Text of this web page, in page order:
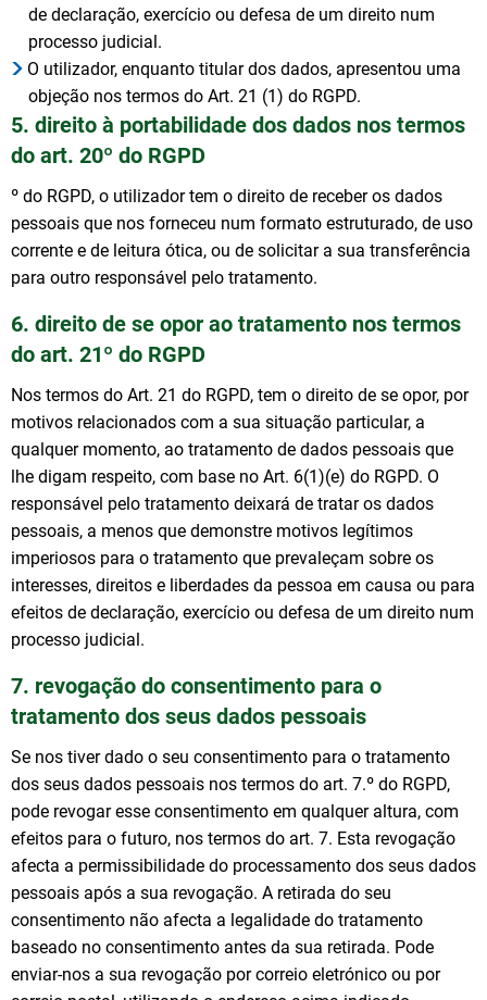
de declaração, exercício ou defesa de um direito num
processo judicial.
O utilizador, enquanto titular dos dados, apresentou uma
objeção nos termos do Art. 21 (1) do RGPD.
5. direito à portabilidade dos dados nos termos
do art. 20º do RGPD
º do RGPD, o utilizador tem o direito de receber os dados
pessoais que nos forneceu num formato estruturado, de uso
corrente e de leitura ótica, ou de solicitar a sua transferência
para outro responsável pelo tratamento.
6. direito de se opor ao tratamento nos termos
do art. 21º do RGPD
Nos termos do Art. 21 do RGPD, tem o direito de se opor, por
motivos relacionados com a sua situação particular, a
qualquer momento, ao tratamento de dados pessoais que
lhe digam respeito, com base no Art. 6(1)(e) do RGPD. O
responsável pelo tratamento deixará de tratar os dados
pessoais, a menos que demonstre motivos legítimos
imperiosos para o tratamento que prevaleçam sobre os
interesses, direitos e liberdades da pessoa em causa ou para
efeitos de declaração, exercício ou defesa de um direito num
processo judicial.
7. revogação do consentimento para o
tratamento dos seus dados pessoais
Se nos tiver dado o seu consentimento para o tratamento
dos seus dados pessoais nos termos do art. 7.º do RGPD,
pode revogar esse consentimento em qualquer altura, com
efeitos para o futuro, nos termos do art. 7. Esta revogação
afecta a permissibilidade do processamento dos seus dados
pessoais após a sua revogação. A retirada do seu
consentimento não afecta a legalidade do tratamento
baseado no consentimento antes da sua retirada. Pode
enviar-nos a sua revogação por correio eletrónico ou por